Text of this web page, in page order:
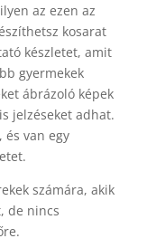
az ezen az
kosarat
készletet, amit
gyermekek
ábrázoló képek
jelzéseket adhat.
és van egy
számára, akik
de nincs